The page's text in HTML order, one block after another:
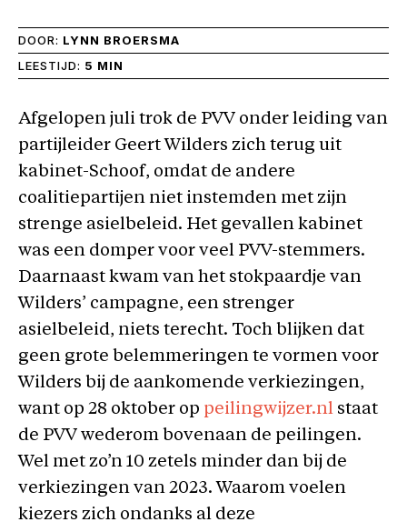
DOOR: LYNN BROERSMA
LEESTIJD: 5 MIN
Afgelopen juli trok de PVV onder leiding van
partijleider Geert Wilders zich terug uit
kabinet-Schoof, omdat de andere
coalitiepartijen niet instemden met zijn
strenge asielbeleid. Het gevallen kabinet
was een domper voor veel PVV-stemmers.
Daarnaast kwam van het stokpaardje van
Wilders’ campagne, een strenger
asielbeleid, niets terecht. Toch blijken dat
geen grote belemmeringen te vormen voor
Wilders bij de aankomende verkiezingen,
want op 28 oktober op peilingwijzer.nl staat
de PVV wederom bovenaan de peilingen.
Wel met zo’n 10 zetels minder dan bij de
verkiezingen van 2023. Waarom voelen
kiezers zich ondanks al deze